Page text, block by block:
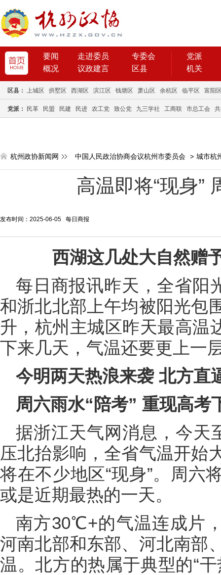
要闻 走进委员
专委会
概况
议政建言 区县
党派
机关
区县： 上城区 拱墅区 西湖区 滨江区 钱塘区 萧山区 余杭区 临平区 富阳
党派： 民革 民盟 民建 民进 农工党 致公党 九三学社 工商联 市总工会
杭州政协新闻网 中国人民政治协商会议杭州市委员会 > 城市杭
高温即将“现身”
发布时间：2025-06-05 每日商报
西湖这几处大自然赠
每日商报讯昨天，全省阳
和浙北北部上午均被阳光包
升，杭州主城区昨天最高
下来几天，气温还要更上一
今明两天热浪来袭 北方直
周六雨水“陪考” 重现高考
据浙江天气网消息，今天
压北抬影响，全省气温开始
将在不少地区“现身”。周六
或是近期最热的一天。
南方30℃+的气温连成片
河南北部和东部、河北南部
温。北方的热属于典型的“